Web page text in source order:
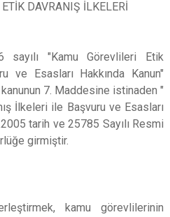
Serik
Döşemealtı
Kepez
Konyaaltı
Muratpaşa
DAVRANIŞ İLKELERİ
sayılı "Kamu Görevlileri Etik
ve Esasları Hakkında Kanun"
kanunun 7. Maddesine istinaden "
İlkeleri ile Başvuru ve Esasları
tarih ve 25785 Sayılı Resmi
girmiştir.
kamu görevlilerinin